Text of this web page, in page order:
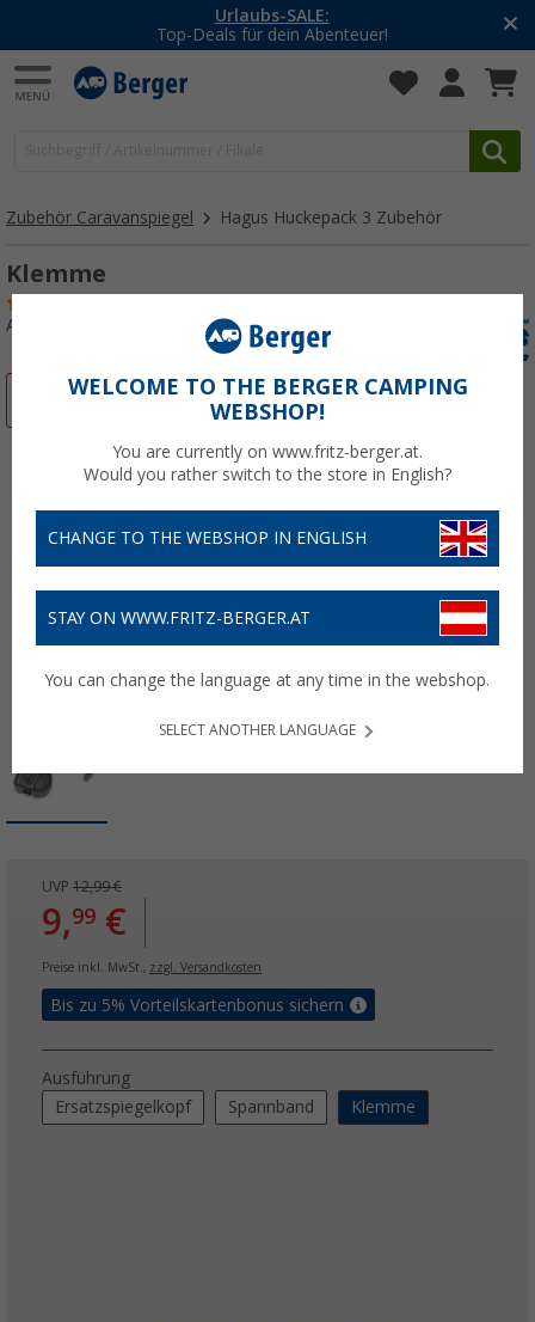
Urlaubs-SALE:
Top-Deals für dein Abenteuer!
Zubehör Caravanspiegel Hagus Huckepack 3 Zubehör
Klemme
Art.-Nr.: 156460
UVP 12,99 €
9,99 €
Preise inkl. MwSt., zzgl. Versandkosten
Bis zu 5% Vorteilskartenbonus sichern
Ausführung
Ersatzspiegelkopf
Spannband Klemme
WELCOME TO THE BERGER CAMPING
WEBSHOP!
You are currently on www.fritz-berger.at.
Would you rather switch to the store in English?
CHANGE TO THE WEBSHOP IN ENGLISH
STAY ON WWW.FRITZ-BERGER.AT
You can change the language at any time in the webshop.
SELECT ANOTHER LANGUAGE